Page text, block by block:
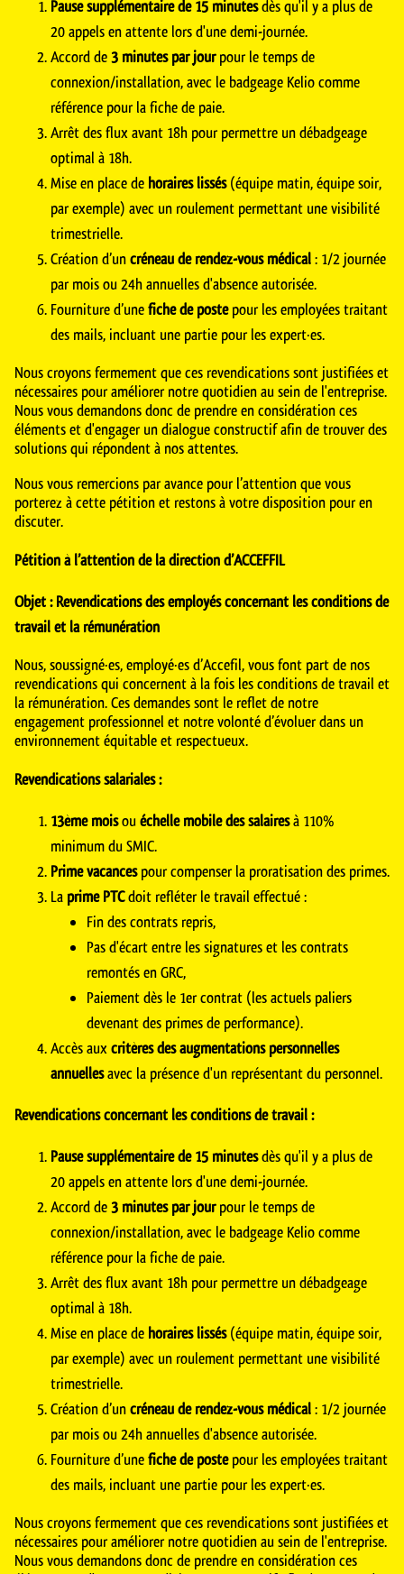
Pause supplémentaire de 15 minutesdès qu'il y a plus de
20 appels en attente lors d'une demi-journée.
Accord de3 minutes par jourpour le temps de
connexion/installation, avec le badgeage Kelio comme
référence pour la fiche de paie.
Arrêt des flux avant 18h pour permettre un débadgeage
optimal à 18h.
Mise en place de horaires lissés(équipe matin, équipe soir,
par exemple) avec un roulement permettant une visibilité
trimestrielle.
Création d’uncréneau de rendez-vous médical: 1/2 journée
par mois ou 24h annuelles d'absence autorisée.
Fourniture d’unefiche de postepour les employées traitant
des mails, incluant une partie pour les expert·es.
Nous croyons fermement que ces revendications sont justifiées et
nécessaires pour améliorer notre quotidien au sein de l'entreprise.
Nous vous demandons donc de prendre en considération ces
éléments et d'engager un dialogue constructif afin de trouver des
solutions qui répondent à nos attentes.
Nous vous remercions par avance pour l’attention que vous
porterez à cette pétition et restons à votre disposition pour en
discuter.
Pétition à l’attention de la direction d’ACCEFFIL
Objet : Revendications des employés concernant les conditions de
travail et la rémunération
Nous, soussigné·es, employé·es d’Accefil, vous font part de nos
revendications qui concernent à la fois les conditions de travail et
la rémunération. Ces demandes sont le reflet de notre
engagement professionnel et notre volonté d’évoluer dans un
environnement équitable et respectueux.
Revendications salariales :
13ème moisouéchelle mobile des salairesà 110%
minimum du SMIC.
Prime vacancespour compenser la proratisation des primes.
La prime PTCdoit refléter le travail effectué :
Fin des contrats repris,
Pas d'écart entre les signatures et les contrats
remontés en GRC,
Paiement dès le 1er contrat (les actuels paliers
devenant des primes de performance).
Accès auxcritères des augmentations personnelles
annuellesavec la présence d'un représentant du personnel.
Revendications concernant les conditions de travail :
Pause supplémentaire de 15 minutesdès qu'il y a plus de
20 appels en attente lors d'une demi-journée.
Accord de3 minutes par jourpour le temps de
connexion/installation, avec le badgeage Kelio comme
référence pour la fiche de paie.
Arrêt des flux avant 18h pour permettre un débadgeage
optimal à 18h.
Mise en place de horaires lissés(équipe matin, équipe soir,
par exemple) avec un roulement permettant une visibilité
trimestrielle.
Création d’uncréneau de rendez-vous médical: 1/2 journée
par mois ou 24h annuelles d'absence autorisée.
Fourniture d’unefiche de postepour les employées traitant
des mails, incluant une partie pour les expert·es.
Nous croyons fermement que ces revendications sont justifiées et
nécessaires pour améliorer notre quotidien au sein de l'entreprise.
Nous vous demandons donc de prendre en considération ces